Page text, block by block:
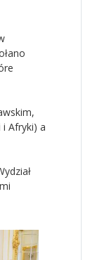
Afryki) a